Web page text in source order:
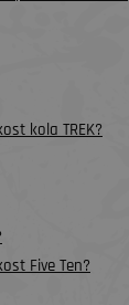
kola TREK?
Five Ten?